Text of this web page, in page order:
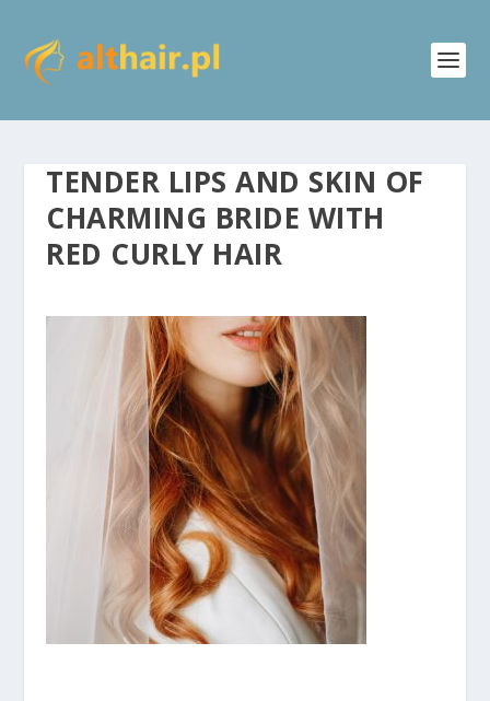
TENDER LIPS AND SKIN OF
CHARMING BRIDE WITH
RED CURLY HAIR